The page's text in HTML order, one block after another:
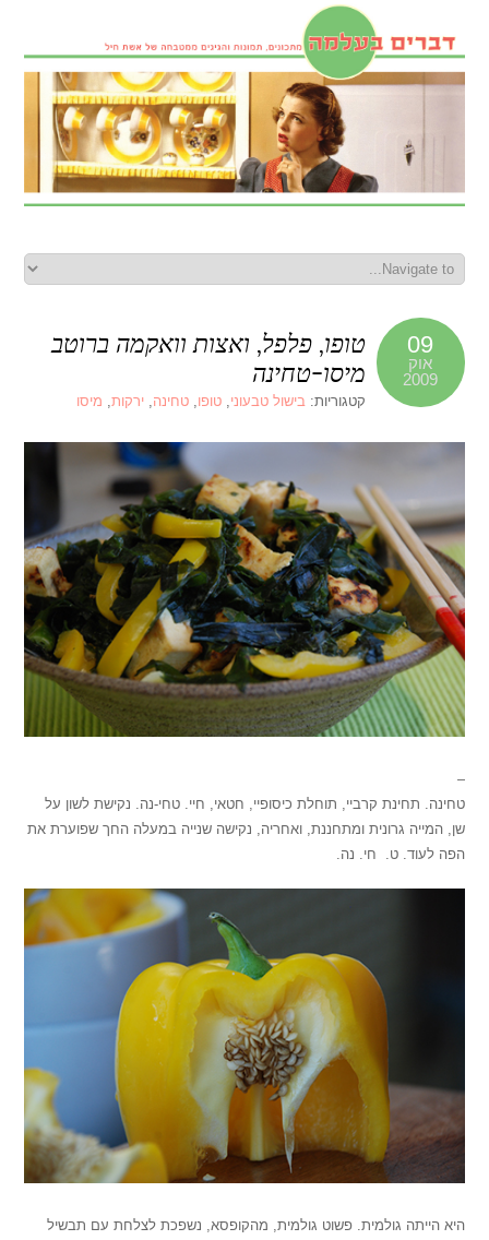
09
אוק
2009
טופו, פלפל, ואצות וואקמה ברוטב
מיסו-טחינה
קטגוריות:בישול טבעוני,טופו,טחינה,ירקות, מיסו
–
טחינה. תחינת קרביי, תוחלת כיסופיי, חטאי, חיי. טחי-נה. נקישת לשון על
שן, המייה גרונית ומתחננת, ואחריה, נקישה שנייה במעלה החך שפוערת את
הפה לעוד. ט. חי. נה.
היא הייתה גולמית. פשוט גולמית, מהקופסא, נשפכת לצלחת עם תבשיל